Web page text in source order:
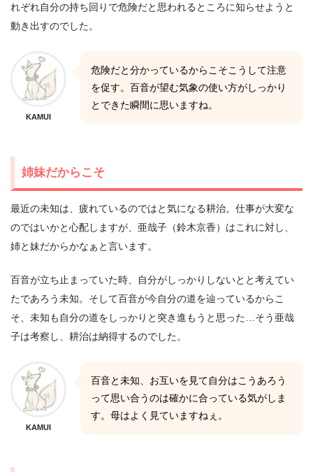
れぞれ自分の持ち回りで危険だと思われるところに知らせようと
動き出すのでした。
KAMUI
危険だと分かっているからこそこうして注意
を促す。百音が望む気象の使い方がしっかり
とできた瞬間に思いますね。
姉妹だからこそ
最近の未知は、疲れているのではと気になる耕治。仕事が大変な
のではいかと心配しますが、亜哉子（鈴木京香）はこれに対し、
姉と妹だからかなぁと言います。
百音が立ち止まっていた時、自分がしっかりしないとと考えてい
たであろう未知。そして百音が今自分の道を辿っているからこ
そ、未知も自分の道をしっかりと突き進もうと思った…そう亜哉
子は考察し、耕治は納得するのでした。
KAMUI
百音と未知、お互いを見て自分はこうあろう
って思い合うのは確かに合っている気がしま
す。母はよく見ていますねぇ。